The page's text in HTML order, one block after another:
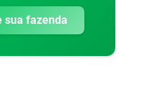
sua fazenda